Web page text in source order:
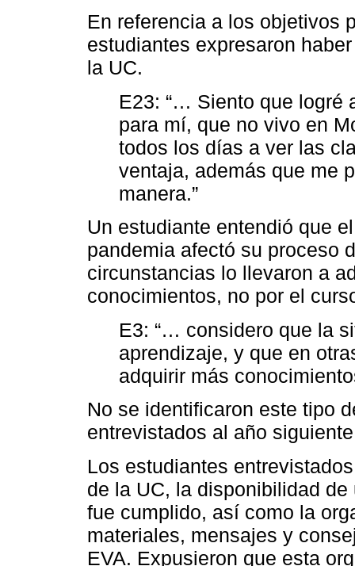
En referencia a los objetivos
estudiantes expresaron
la UC.
E23: “… Siento que logré
para mí, que no vivo en
todos los días a ver las
ventaja, además que me
manera.”
Un estudiante entendió que
pandemia afectó su proceso
circunstancias lo llevaron a
conocimientos, no por el
E3: “… considero que la
aprendizaje, y que en
adquirir más
No se identificaron este tipo
entrevistados al año
Los estudiantes
de la UC, la disponibilidad
fue cumplido, así como la
materiales, mensajes y
EVA. Expusieron que esta